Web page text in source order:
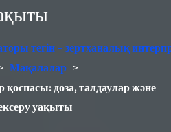
тегін – зертханалық
Мақалалар >
қоспасы: доза, талдаулар және
уақыты